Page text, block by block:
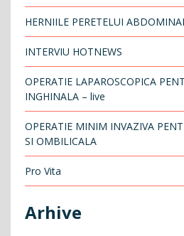
HERNIILE PERETELUI
INTERVIU HOTNEWS
OPERATIE LAPAROSCOPICA
INGHINALA – live
OPERATIE MINIM INVAZIVA
SI OMBILICALA
Pro Vita
Arhive